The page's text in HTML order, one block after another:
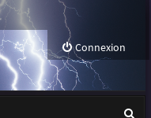
Connexion